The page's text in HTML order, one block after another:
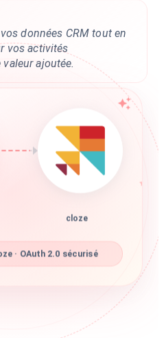
données CRM tout en
vos activités
ajoutée.
cloze
· OAuth 2.0 sécurisé